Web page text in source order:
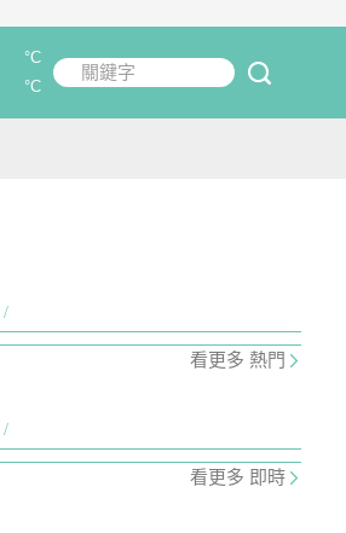
關鍵字
°C
°C
看更多 熱門
看更多 即時